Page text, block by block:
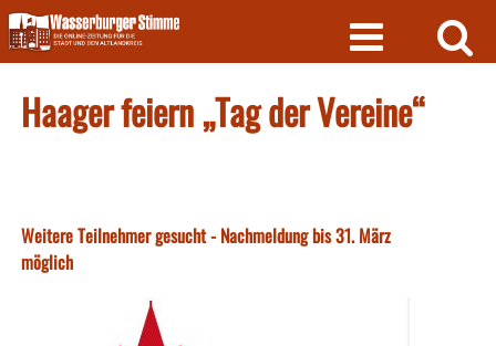
Skip
to
content
Haager feiern „Tag der Vereine“
Weitere Teilnehmer gesucht - Nachmeldung bis 31. März
möglich